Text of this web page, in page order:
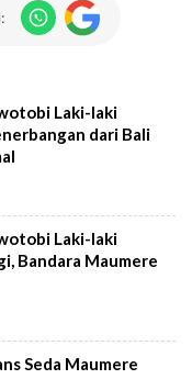
Laki-laki
dari Bali
Laki-laki
Bandara Maumere
Seda Maumere